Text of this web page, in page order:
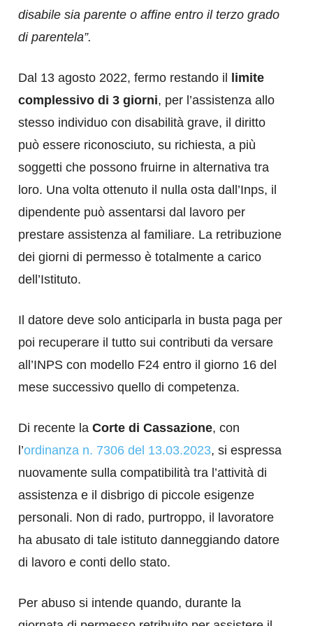
disabile sia parente o affine entro il terzo grado
di parentela”.
Dal 13 agosto 2022, fermo restando il limite
complessivo di 3 giorni, per l’assistenza allo
stesso individuo con disabilità grave, il diritto
può essere riconosciuto, su richiesta, a più
soggetti che possono fruirne in alternativa tra
loro. Una volta ottenuto il nulla osta dall’Inps, il
dipendente può assentarsi dal lavoro per
prestare assistenza al familiare. La retribuzione
dei giorni di permesso è totalmente a carico
dell’Istituto.
Il datore deve solo anticiparla in busta paga per
poi recuperare il tutto sui contributi da versare
all’INPS con modello F24 entro il giorno 16 del
mese successivo quello di competenza.
Di recente la Corte di Cassazione, con
l’ordinanza n. 7306 del 13.03.2023, si espressa
nuovamente sulla compatibilità tra l’attività di
assistenza e il disbrigo di piccole esigenze
personali. Non di rado, purtroppo, il lavoratore
ha abusato di tale istituto danneggiando datore
di lavoro e conti dello stato.
Per abuso si intende quando, durante la